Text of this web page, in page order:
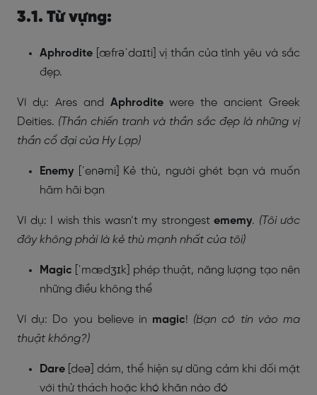
3.1. Từ vựng:
Aphrodite æfrəˈdaɪti] vị thần của tình yêu và sắc
đẹp.
Ví dụ: Ares and Aphroditewere the ancient Greek
Deities. (Thần chiến tranh và thần sắc đẹp là những vị
thần cổ đại của Hy Lạp)
Enemy
ˈenəmi] Kẻ thù, người ghét bạn và muốn
hãm hãi bạn
Ví dụ: I wish this wasn’t my strongest ememy. (Tôi ước
đây không phải là kẻ thù mạnh nhất của tôi)
Magic
ˈmædʒɪk] phép thuật, năng lượng tạo nên
những điều không thể
Ví dụ: Do you believe in magic! (Bạn có tin vào ma
thuật không?)
Dare [deə] dám, thể hiện sự dũng cảm khi đối mặt
với thử thách hoặc khó khăn nào đó